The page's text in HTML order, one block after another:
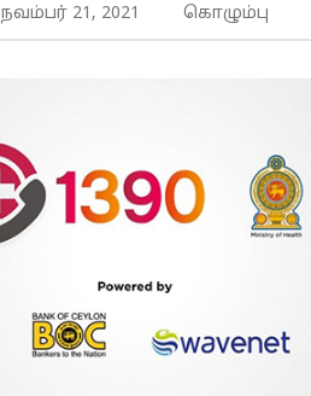
நவம்பர் 21, 2021 கொழும்பு